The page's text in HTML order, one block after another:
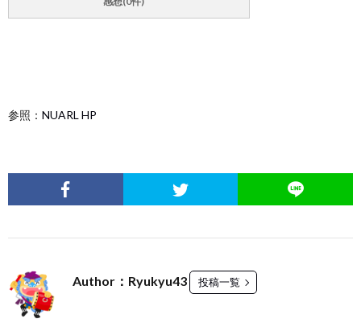
参照： NUARL HP
Author：Ryukyu43 投稿一覧